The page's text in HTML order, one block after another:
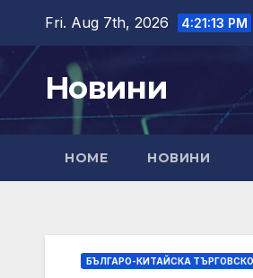
content
Fri. Aug 7th, 2026 4:21:13 PM
Новини
HOME НОВИНИ
БЪЛГАРО-КИТАЙСКА